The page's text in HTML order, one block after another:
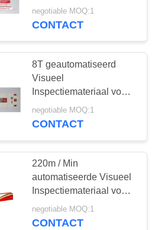
sorteren
0
Golfdozenkwaliteitscontrole
negotiable MOQ:1
CONTACT
8T geautomatiseerd
Visueel
Inspectiemateriaal voor
Grote Kartons/Golfdozen
negotiable MOQ:1
CONTACT
220m / Min
automatiseerde Visueel
Inspectiemateriaal voor
de Gealigneerde
Inspectie van
negotiable MOQ:1
CONTACT